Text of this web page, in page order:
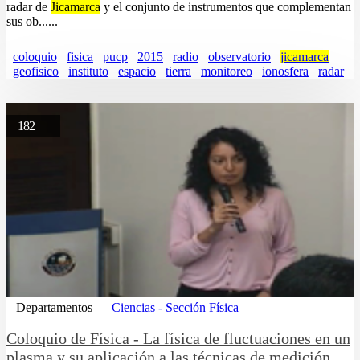
radar de Jicamarca y el conjunto de instrumentos que complementan
sus ob......
coloquio fisica pucp 2015 radio observatorio
jicamarca
geofisico
instituto espacio tierra monitoreo ionosfera radar
182
Departamentos Ciencias - Sección Física
Coloquio de Física - La física de fluctuaciones en un